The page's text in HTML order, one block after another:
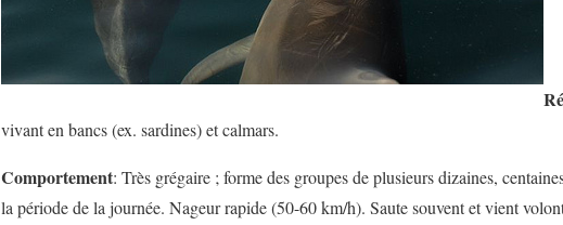
vivant en bancs (ex. sardines) et calmars.
Comportement: Très grégaire ; forme des groupes de plusieurs dizaines,
la période de la journée. Nageur rapide (50-60 km/h). Saute souvent et vient